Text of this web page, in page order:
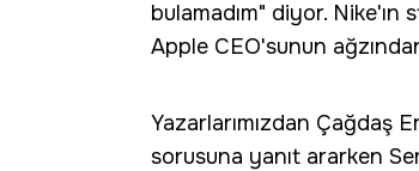
bulamadım" diyor.
Apple CEO'sunun
Yazarlarımızdan Çağdaş
sorusuna yanıt ararken